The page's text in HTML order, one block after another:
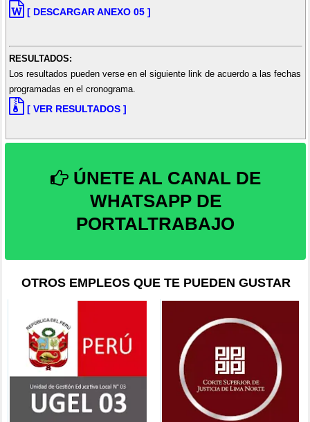
[ DESCARGAR ANEXO 05 ]
RESULTADOS:
Los resultados pueden verse en el siguiente link de acuerdo a las fechas
programadas en el cronograma.
[ VER RESULTADOS ]
ÚNETE AL CANAL DE
WHATSAPP DE
PORTALTRABAJO
OTROS EMPLEOS QUE TE PUEDEN GUSTAR